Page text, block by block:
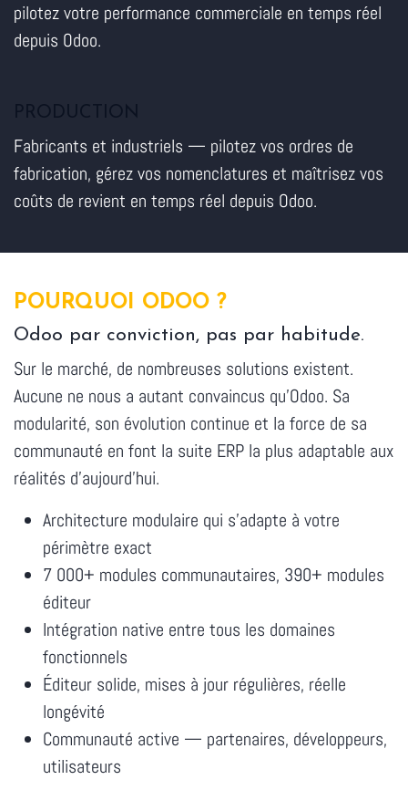
pilotez votre performance commerciale en temps réel
depuis Odoo.
Fabricants et industriels — pilotez vos ordres de
fabrication, gérez vos nomenclatures et maîtrisez vos
coûts de revient en temps réel depuis Odoo.
POURQUOI ODOO ?
Odoo par conviction, pas par habitude.
Sur le marché, de nombreuses solutions existent.
Aucune ne nous a autant convaincus qu'Odoo. Sa
modularité, son évolution continue et la force de sa
communauté en font la suite ERP la plus adaptable aux
réalités d'aujourd'hui.
Architecture modulaire qui s'adapte à votre
périmètre exact
7 000+ modules communautaires, 390+ modules
éditeur
Intégration native entre tous les domaines
fonctionnels
Éditeur solide, mises à jour régulières, réelle
longévité
Communauté active — partenaires, développeurs,
utilisateurs